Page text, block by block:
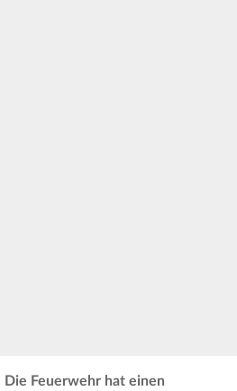
Die Feuerwehr hat einen